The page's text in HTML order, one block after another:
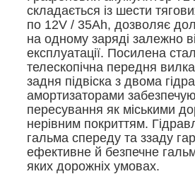
складається із шести
по 12V / 35Ah, дозволяє
на одному заряді залежно
експлуатації. Посилена
телескопічна передня
задня підвіска з двома
амортизаторами
пересування як міськими
нерівним покриттям.
гальма спереду та ззаду
ефективне й безпечне
яких дорожніх умовах.